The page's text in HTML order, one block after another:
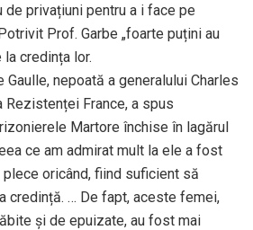
privațiuni pentru a i face pe
Prof. Garbe „foarte puțini au
credința lor.
Gaulle, nepoată a generalului Charles
Rezistenței France, a spus
Martore închise în lagărul
ce am admirat mult la ele a fost
oricând, fiind suficient să
credință. … De fapt, aceste femei,
și de epuizate, au fost mai